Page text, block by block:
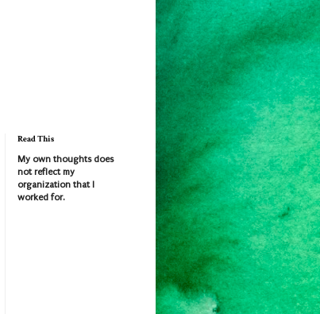
Read This
My own thoughts does
not reflect my
organization that I
worked for.